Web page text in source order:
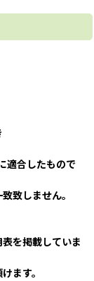
適合したもので
致しません。
を掲載していま
ます。